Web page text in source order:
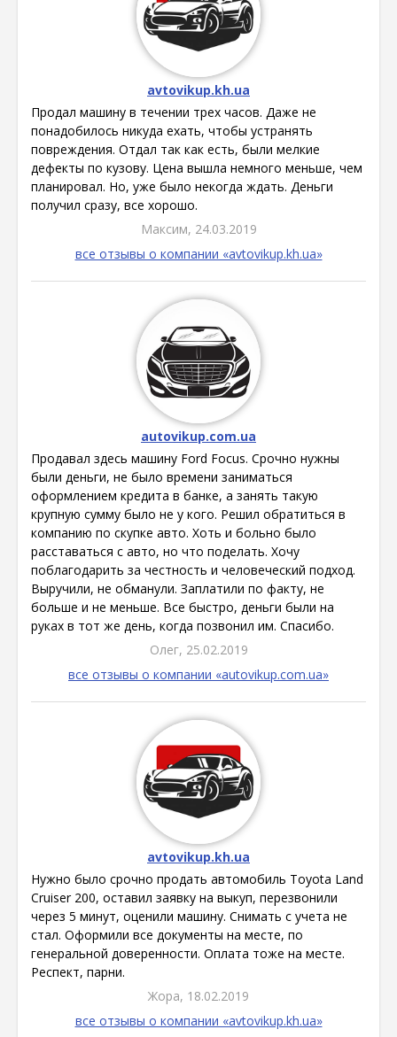
avtovikup.kh.ua
Продал машину в течении трех часов. Даже не
понадобилось никуда ехать, чтобы устранять
повреждения. Отдал так как есть, были мелкие
дефекты по кузову. Цена вышла немного меньше, чем
планировал. Но, уже было некогда ждать. Деньги
получил сразу, все хорошо.
Максим, 24.03.2019
все отзывы о компании «avtovikup.kh.ua»
autovikup.com.ua
Продавал здесь машину Ford Focus. Срочно нужны
были деньги, не было времени заниматься
оформлением кредита в банке, а занять такую
крупную сумму было не у кого. Решил обратиться в
компанию по скупке авто. Хоть и больно было
расставаться с авто, но что поделать. Хочу
поблагодарить за честность и человеческий подход.
Выручили, не обманули. Заплатили по факту, не
больше и не меньше. Все быстро, деньги были на
руках в тот же день, когда позвонил им. Спасибо.
Олег, 25.02.2019
все отзывы о компании «autovikup.com.ua»
avtovikup.kh.ua
Нужно было срочно продать автомобиль Toyota Land
Cruiser 200, оставил заявку на выкуп, перезвонили
через 5 минут, оценили машину. Снимать с учета не
стал. Оформили все документы на месте, по
генеральной доверенности. Оплата тоже на месте.
Респект, парни.
Жора, 18.02.2019
все отзывы о компании «avtovikup.kh.ua»